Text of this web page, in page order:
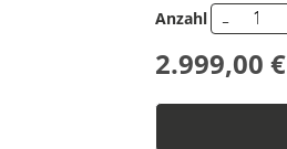
Anzahl -
2.999,00